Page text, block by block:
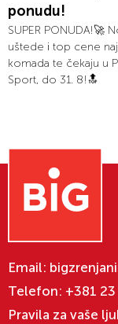
ponudu!
SUPER PONUDA!🚀
uštede i top cene
komada te čekaju u
Sport, do 31. 8!🔝
Email:
Telefon: +381
Pravila za vaše